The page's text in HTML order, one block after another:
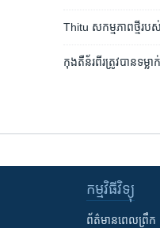
Thitu សកម្មភាព​ថ្មី​រ
កុងតឺន័រ​​ពីរ​ត្រូវ​បាន​ទម្ល
កម្មវិធី​វិទ្យុ
ព័ត៌មាន​ពេល​ព្រឹក